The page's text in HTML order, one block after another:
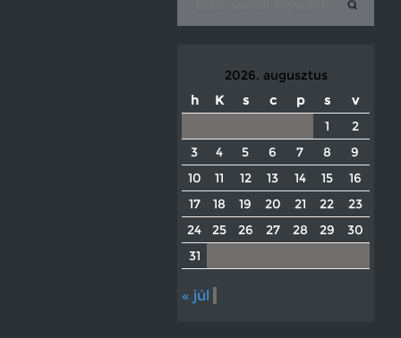
2026. augusztus
h
K s c p s
v
1
2
3
4 5 6 7 8
9
10
11 12 13 14 15
16
17
18 19 20 21 22
23
24
25 26 27 28 29
30
31
« júl